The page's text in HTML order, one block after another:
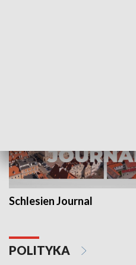
Schlesien Journal
POLITYKA